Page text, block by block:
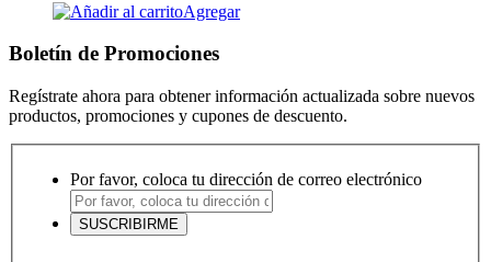
Agregar
Boletín de Promociones
Regístrate ahora para obtener información actualizada sobre nuevos
productos, promociones y cupones de descuento.
Por favor, coloca tu dirección de correo electrónico